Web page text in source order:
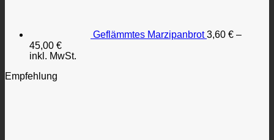
Geflämmtes Marzipanbrot 3,60 € –
45,00 €
inkl. MwSt.
Empfehlung